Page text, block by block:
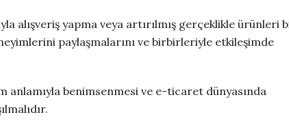
alışveriş yapma veya artırılmış gerçeklikle ürünleri
paylaşmalarını ve birbirleriyle etkileşimde
anlamıyla benimsenmesi ve e-ticaret dünyasında